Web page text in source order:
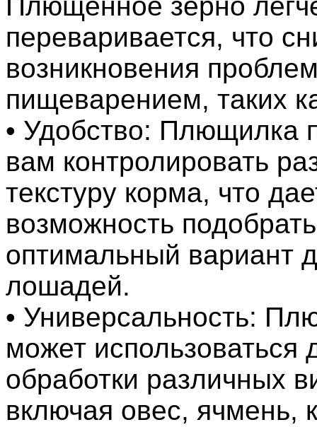
переваривается, что
возникновения
пищеварением, таких
• Удобство: Плющилка
вам контролировать
текстуру корма, что
возможность подобрать
оптимальный вариант
лошадей.
• Универсальность:
может использоваться
обработки различных
включая овес, ячмень,